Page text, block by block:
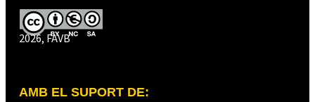
2026, FAVB
AMB EL SUPORT DE: